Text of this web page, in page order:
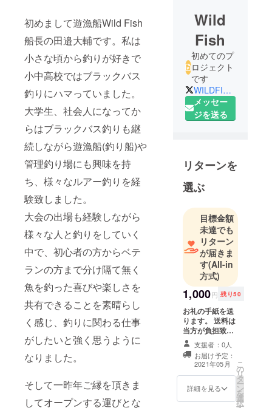
初めまして遊漁船Wild Fish
船長の田邉大輔です。私は
小さな頃から釣りが好きで
小中高校ではブラックバス
釣りにハマっていました。
大学生、社会人になってか
らはブラックバス釣りも継
続しながら遊漁船(釣り船)や
管理釣り場にも興味を持
ち、様々なルアー釣りを経
験致しました。
大会の出場も経験しながら
様々な人と釣りをしていく
中で、初心者の方からベテ
ランの方まで分け隔て無く
魚を釣った喜びや楽しさを
共有できることを素晴らし
く感じ、釣りに関わる仕事
がしたいと強く思うように
なりました。
そして一昨年ご縁を頂きま
してオープンする運びとな
Wild
Fish
初めてのプ
ロジェクト
です
WILDFISH_2_5
メッセー
ジを送る
リターンを
選ぶ
目標金額
未達でも
リターン
が届きま
す(All-in
方式)
1,000円 残り50
お礼の手紙を送
ります。 送料は
当方が負担致し
ます。支援者：0人
お届け予定：
2021年05月
詳細を見る
こ
の
リ
タ
ー
ン
を
選
択